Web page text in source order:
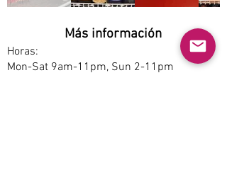
Más información
Horas:
Mon-Sat 9am-11pm, Sun 2-11pm